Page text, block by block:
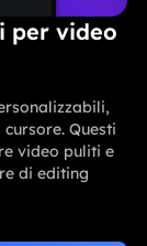
per video
Questi
video puliti e
di editing